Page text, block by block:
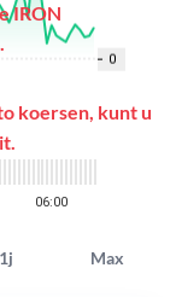
1j Max
IRON
koersen, kunt u